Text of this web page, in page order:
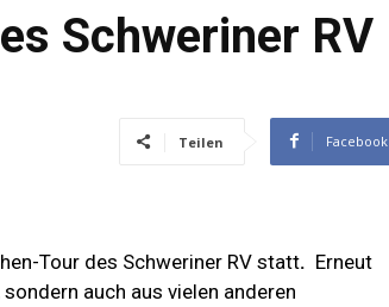
Schweriner RV
Teilen Facebook
Tour des Schweriner RV statt. Erneut
auch aus vielen anderen